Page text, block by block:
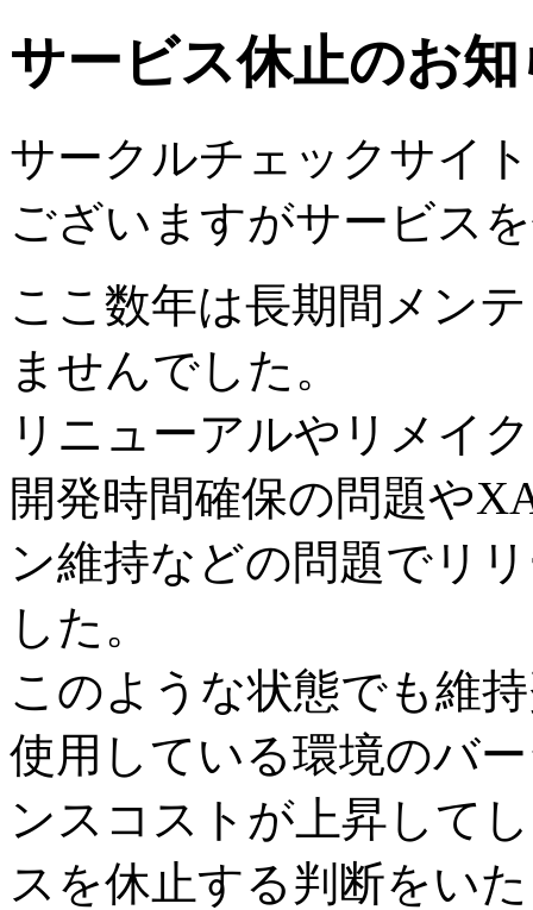
サービス休止のお
サークルチェックサイ
ございますがサービス
ここ数年は長期間メン
ませんでした。
リニューアルやリメイ
開発時間確保の問題や
ン維持などの問題でリ
した。
このような状態でも維
使用している環境のバ
ンスコストが上昇して
スを休止する判断をい